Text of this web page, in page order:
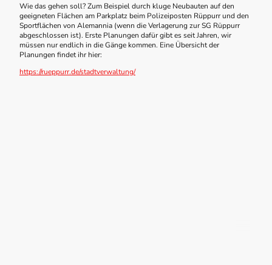
Wie das gehen soll? Zum Beispiel durch kluge Neubauten auf den
geeigneten Flächen am Parkplatz beim Polizeiposten Rüppurr und den
Sportflächen von Alemannia (wenn die Verlagerung zur SG Rüppurr
abgeschlossen ist). Erste Planungen dafür gibt es seit Jahren, wir
müssen nur endlich in die Gänge kommen. Eine Übersicht der
Planungen findet ihr hier:
https://rueppurr.de/stadtverwaltung/